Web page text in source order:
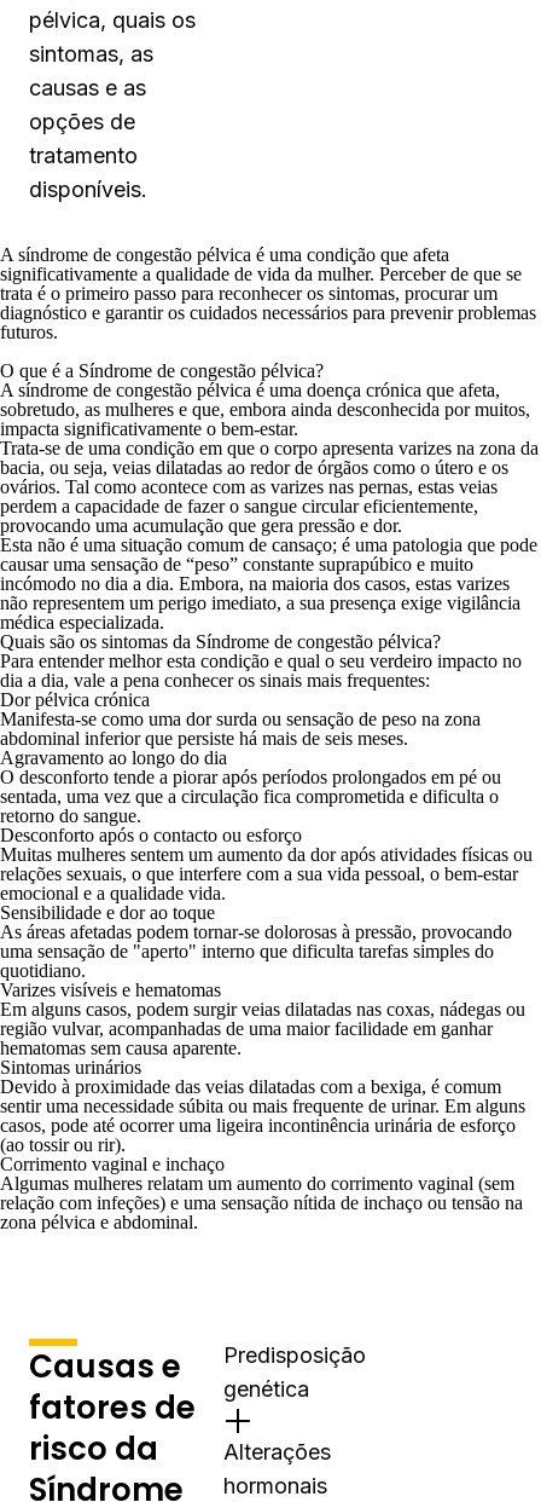
pélvica, quais os
sintomas, as
causas e as
opções de
tratamento
disponíveis.
A síndrome de congestão pélvica é uma condição que afeta
significativamente a qualidade de vida da mulher. Perceber de que se
trata é o primeiro passo para reconhecer os sintomas, procurar um
diagnóstico e garantir os cuidados necessários para prevenir problemas
futuros.
O que é a Síndrome de congestão pélvica?
A síndrome de congestão pélvica é uma doença crónica que afeta,
sobretudo, as mulheres e que, embora ainda desconhecida por muitos,
impacta significativamente o bem-estar.
Trata-se de uma condição em que o corpo apresenta varizes na zona da
bacia, ou seja, veias dilatadas ao redor de órgãos como o útero e os
ovários. Tal como acontece com as varizes nas pernas, estas veias
perdem a capacidade de fazer o sangue circular eficientemente,
provocando uma acumulação que gera pressão e dor.
Esta não é uma situação comum de cansaço; é uma patologia que pode
causar uma sensação de “peso” constante suprapúbico e muito
incómodo no dia a dia. Embora, na maioria dos casos, estas varizes
não representem um perigo imediato, a sua presença exige vigilância
médica especializada.
Quais são os sintomas da Síndrome de congestão pélvica?
Para entender melhor esta condição e qual o seu verdeiro impacto no
dia a dia, vale a pena conhecer os sinais mais frequentes:
Dor pélvica crónica
Manifesta-se como uma dor surda ou sensação de peso na zona
abdominal inferior que persiste há mais de seis meses.
Agravamento ao longo do dia
O desconforto tende a piorar após períodos prolongados em pé ou
sentada, uma vez que a circulação fica comprometida e dificulta o
retorno do sangue.
Desconforto após o contacto ou esforço
Muitas mulheres sentem um aumento da dor após atividades físicas ou
relações sexuais, o que interfere com a sua vida pessoal, o bem-estar
emocional e a qualidade vida.
Sensibilidade e dor ao toque
As áreas afetadas podem tornar-se dolorosas à pressão, provocando
uma sensação de "aperto" interno que dificulta tarefas simples do
quotidiano.
Varizes visíveis e hematomas
Em alguns casos, podem surgir veias dilatadas nas coxas, nádegas ou
região vulvar, acompanhadas de uma maior facilidade em ganhar
hematomas sem causa aparente.
Sintomas urinários
Devido à proximidade das veias dilatadas com a bexiga, é comum
sentir uma necessidade súbita ou mais frequente de urinar. Em alguns
casos, pode até ocorrer uma ligeira incontinência urinária de esforço
(ao tossir ou rir).
Corrimento vaginal e inchaço
Algumas mulheres relatam um aumento do corrimento vaginal (sem
relação com infeções) e uma sensação nítida de inchaço ou tensão na
zona pélvica e abdominal.
Causas e
fatores de
risco da
Síndrome
Predisposição
genética
Alterações
hormonais